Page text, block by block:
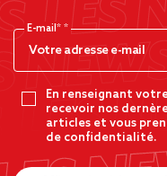
E-mail*
En renseignant
recevoir nos
articles et vous
de confidentialité.